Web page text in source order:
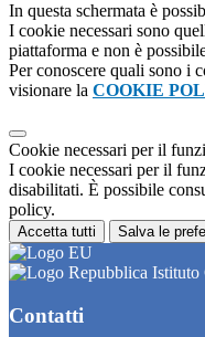
In questa schermata è
I cookie necessari sono
piattaforma e non è
Per conoscere quali sono i
visionare la COOKIE
Cookie necessari per il
I cookie necessari per il
disabilitati. È possibile
policy.
Accetta tutti Salva le
Istituto
Contatti